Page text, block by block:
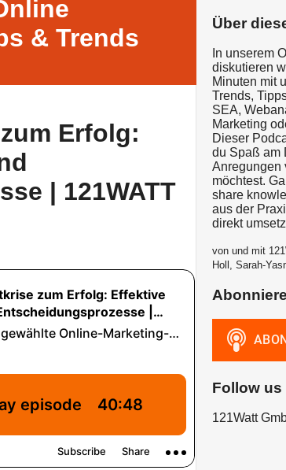
& Trends
Erfolg:
| 121WATT
Über
In unserem
diskutieren
Minuten mit
Trends,
SEA,
Marketing
Dieser
du Spaß am
Anregungen
möchtest.
share
aus der
direkt
von und mit
Holl, Sarah-
Follow us
121Watt